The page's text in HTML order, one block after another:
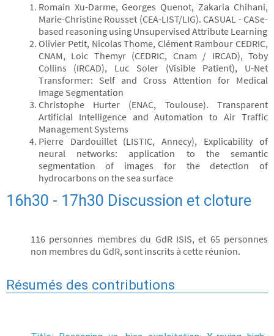
Romain Xu-Darme, Georges Quenot, Zakaria Chihani,
Marie-Christine Rousset (CEA-LIST/LIG). CASUAL - CASe-
based reasoning using Unsupervised Attribute Learning
Olivier Petit, Nicolas Thome, Clément Rambour CEDRIC,
CNAM, Loic Themyr (CEDRIC, Cnam / IRCAD), Toby
Collins (IRCAD), Luc Soler (Visible Patient), U-Net
Transformer: Self and Cross Attention for Medical
Image Segmentation
Christophe Hurter (ENAC, Toulouse). Transparent
Artificial Intelligence and Automation to Air Traffic
Management Systems
Pierre Dardouillet (LISTIC, Annecy), Explicability of
neural networks: application to the semantic
segmentation of images for the detection of
hydrocarbons on the sea surface
16h30 - 17h30 Discussion et cloture
116 personnes membres du GdR ISIS, et 65 personnes
non membres du GdR, sont inscrits à cette réunion.
Résumés des contributions